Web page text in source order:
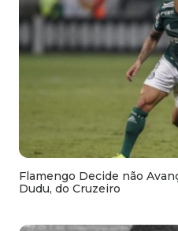
Flamengo Decide não
Dudu, do Cruzeiro